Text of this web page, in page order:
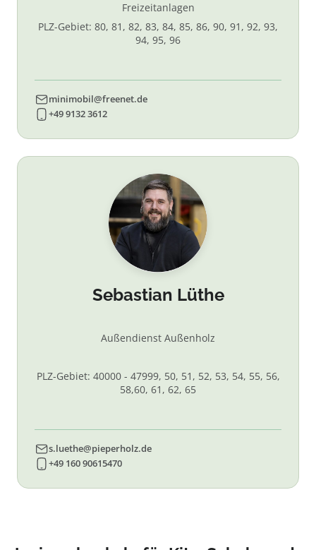
Freizeitanlagen
PLZ-Gebiet: 80, 81, 82, 83, 84, 85, 86, 90, 91, 92, 93,
94, 95, 96
minimobil@freenet.de
+49 9132 3612
Sebastian Lüthe
Außendienst Außenholz
PLZ-Gebiet: 40000 - 47999, 50, 51, 52, 53, 54, 55, 56,
58,60, 61, 62, 65
s.luethe@pieperholz.de
+49 160 90615470